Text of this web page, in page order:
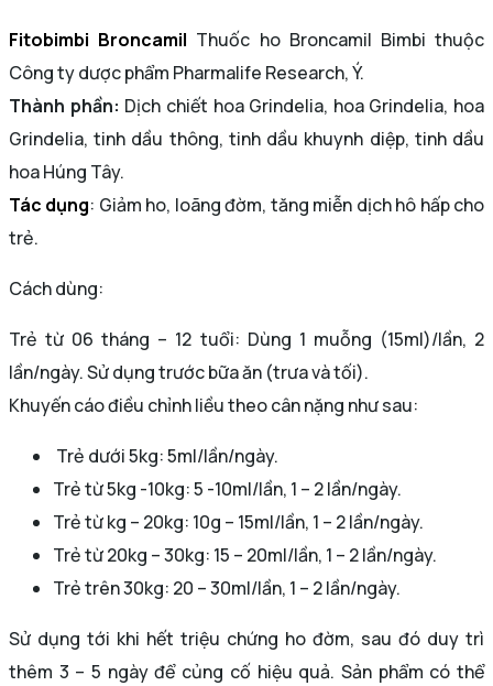
Fitobimbi Broncamil Thuốc ho Broncamil Bimbi thuộc
Công ty dược phẩm Pharmalife Research, Ý.
Thành phần: Dịch chiết hoa Grindelia, hoa Grindelia, hoa
Grindelia, tinh dầu thông, tinh dầu khuynh diệp, tinh dầu
hoa Húng Tây.
Tác dụng: Giảm ho, loãng đờm, tăng miễn dịch hô hấp cho
trẻ.
Cách dùng:
Trẻ từ 06 tháng – 12 tuổi: Dùng 1 muỗng (15ml)/lần, 2
lần/ngày. Sử dụng trước bữa ăn (trưa và tối).
Khuyến cáo điều chỉnh liều theo cân nặng như sau:
Trẻ dưới 5kg: 5ml/lần/ngày.
Trẻ từ 5kg -10kg: 5 -10ml/lần, 1 – 2 lần/ngày.
Trẻ từ kg – 20kg: 10g – 15ml/lần, 1 – 2 lần/ngày.
Trẻ từ 20kg – 30kg: 15 – 20ml/lần, 1 – 2 lần/ngày.
Trẻ trên 30kg: 20 – 30ml/lần, 1 – 2 lần/ngày.
Sử dụng tới khi hết triệu chứng ho đờm, sau đó duy trì
thêm 3 – 5 ngày để củng cố hiệu quả. Sản phẩm có thể